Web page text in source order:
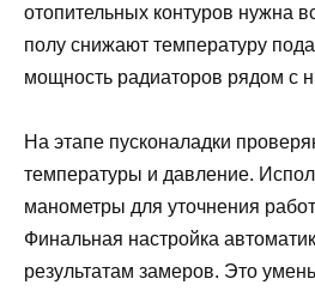
отопительных контуров нужна
полу снижают температуру
мощность радиаторов рядом с
На этапе пусконаладки
температуры и давление.
манометры для уточнения
Финальная настройка
результатам замеров. Это